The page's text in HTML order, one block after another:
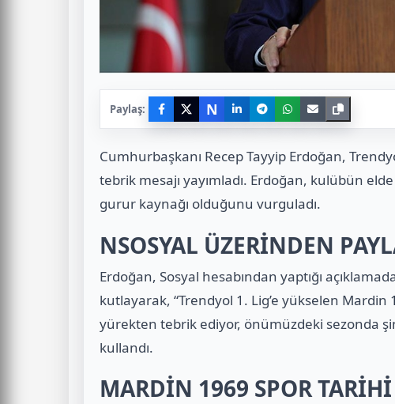
Paylaş: N
Cumhurbaşkanı Recep Tayyip Erdoğan,
tebrik mesajı yayımladı. Erdoğan, kulübün
gurur kaynağı olduğunu vurguladı.
NSOSYAL ÜZERİNDEN
Erdoğan, Sosyal hesabından yaptığı
kutlayarak, “Trendyol 1. Lig’e yükselen
yürekten tebrik ediyor, önümüzdeki sezonda
kullandı.
MARDİN 1969 SPOR